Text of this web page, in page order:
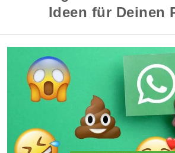
Ideen für Deinen